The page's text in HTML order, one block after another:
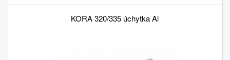
KORA 320/335 úchytka Al